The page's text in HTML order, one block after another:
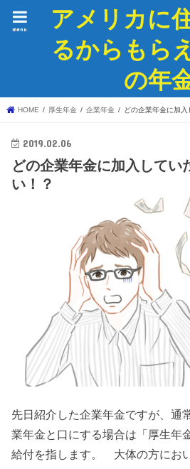
アメリカに
るからもら
の年
menu
HOME 厚生年金 企業年金 どの企業年金に加
2019.02.06
どの企業年金に加入してい
い！？
先日紹介した企業年金ですが、通
業年金と口にする場合は「厚生年
給付を指します。 大体の方にお